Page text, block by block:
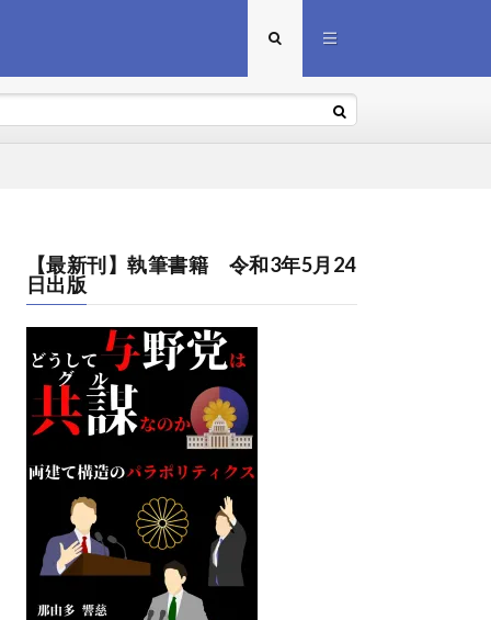
【最新刊】執筆書籍 令和3年5月24
日出版